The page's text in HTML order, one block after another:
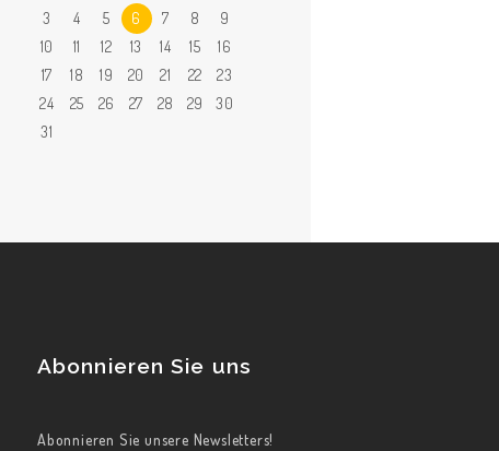
3
4 5 6 7 8
9
10
11 12 13 14 15
16
17
18 19 20 21 22
23
24
25 26 27 28 29
30
31
Abonnieren Sie uns
Abonnieren Sie unsere Newsletters!